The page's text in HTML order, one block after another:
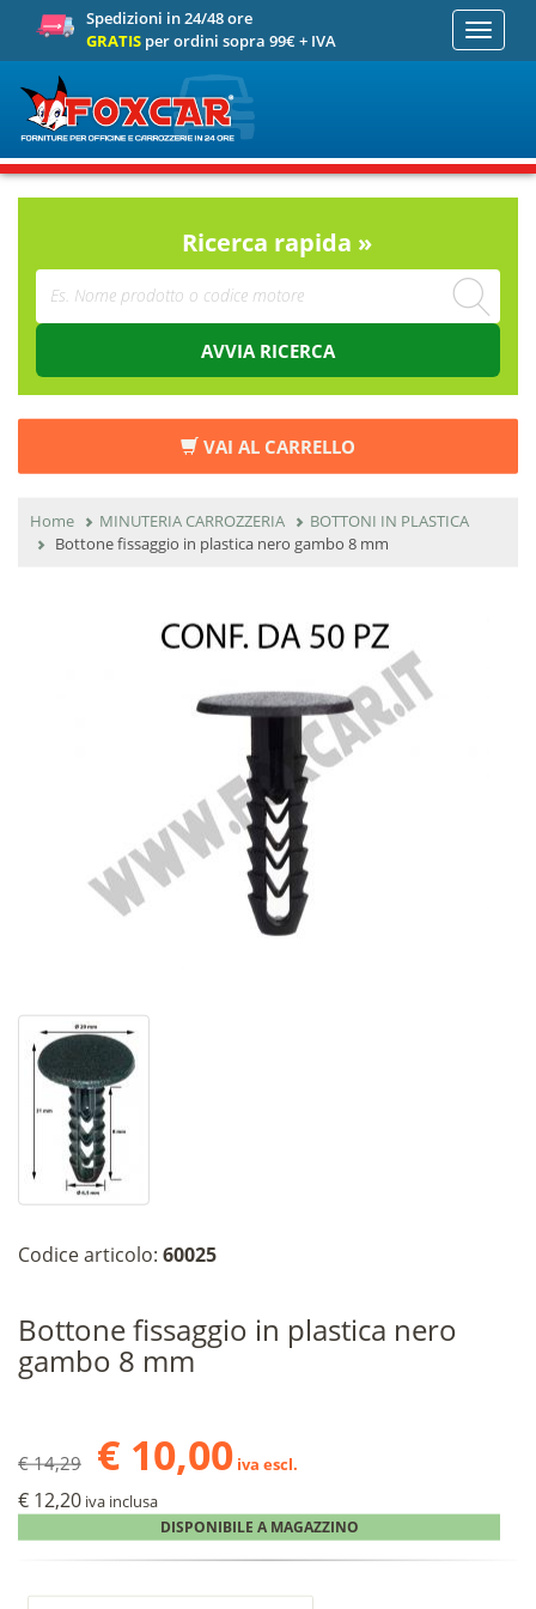
Spedizioni in 24/48 ore
GRATIS per ordini sopra 99€ + IVA
Toggle
Ricerca rapida »
AVVIA RICERCA
VAI AL CARRELLO
Home MINUTERIA CARROZZERIA
BOTTONI IN PLASTICA
Bottone fissaggio in plastica nero gambo 8 mm
Codice articolo: 60025
Bottone fissaggio in plastica nero
gambo 8 mm
€ 14,29 € 10,00 iva escl.
€ 12,20 iva inclusa
DISPONIBILE A MAGAZZINO